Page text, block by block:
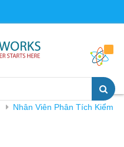
Nhân Viên Phân Tích Kiểm